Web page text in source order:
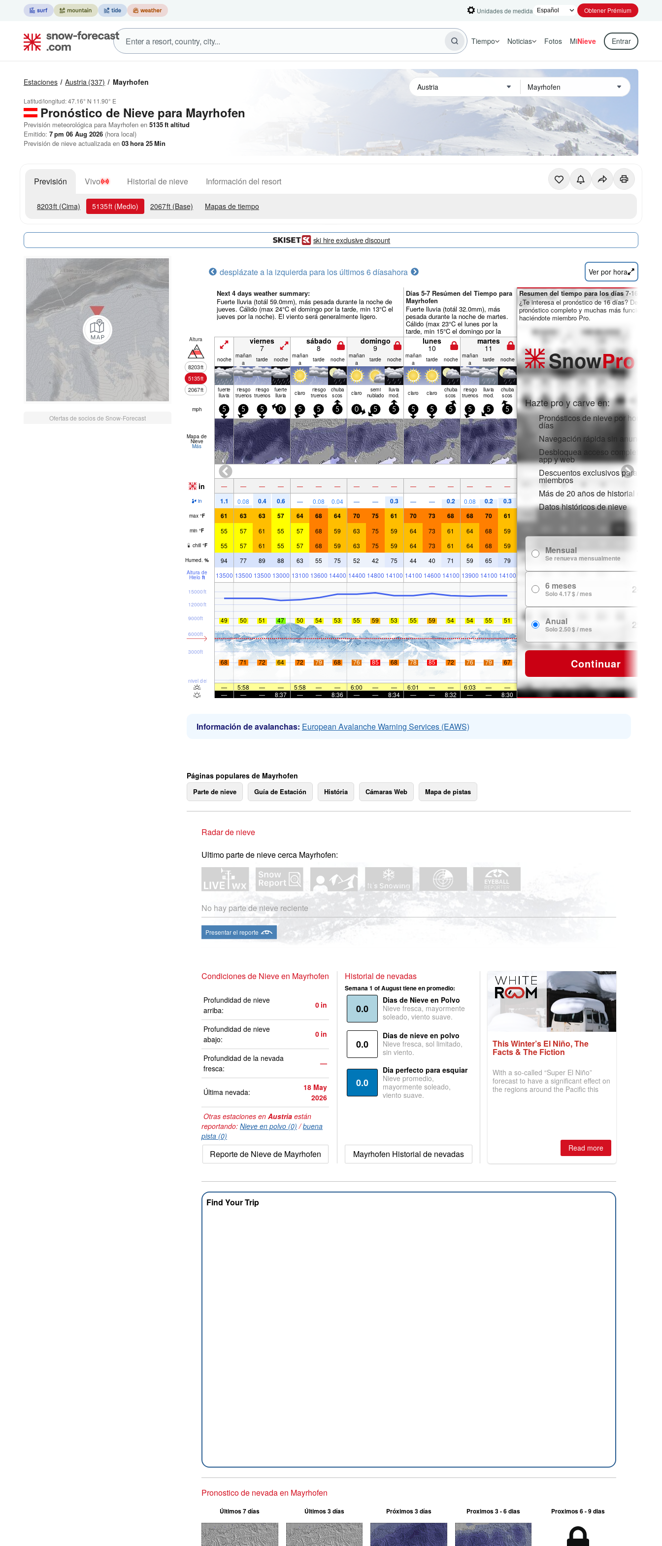
Unidades de medida Obtener Prémium
Tiempo Noticias Fotos MiNieve Entrar
Estaciones Austria (337) Mayrhofen
Latitud/longitud:47.16° N 11.90° E
Pronóstico de Nieve para Mayrhofen
Previsión meteorológica para Mayrhofen en 5135ft altitud
Emitido: 7 pm 06 Aug 2026 (hora local)
Previsión de nieve actualizada en 03hora 25Min
Previsión Vivo Historial de nieve Información del resort
8203ft (Cima) 5135ft (Medio) 2067ft (Base) Mapas de tiempo
ski hire exclusive discount
Ofertas de socios de Snow-Forecast
desplázate a la izquierda para los últimos 6 díasahora Ver por hora
Next 4 days weather summary:
Fuerte lluvia (totál 59.0mm), más pesada durante la noche de
jueves. Cálido (max 24°C el domingo por la tarde, min 13°C el
jueves por la noche). El viento será generalmente ligero.
Días 5-7 Resúmen del Tiempo para
Mayrhofen
Fuerte lluvia (totál 32.0mm), más
pesada durante la noche de martes.
Cálido (max 23°C el lunes por la
tarde, min 15°C el domingo por la
noche). El viento será generalmente
Altura
8203ft
5135ft
2067ft
viernes
7
sábado
8
domingo
9
lunes
10
martes
11
noche mañan
a
tarde noche mañan
a
tarde noche mañan
a
tarde noche mañan
a
tarde noche mañan
a
tarde noche
fuerte
lluvia
riesgo
truenos
riesgo
truenos
fuerte
lluvia claro riesgo
truenos
chuba
scos claro semi
nublado
lluvia
mod. claro claro chuba
scos
riesgo
truenos
lluvia
mod.
chuba
scos
mph 5 5 5 0 5 5 5 0 5 5 5 5 5 5 5 5
Mapa de
Nieve
Más
in — — — — — — — — — — — — — — — —
in 1.1 0.08 0.4 0.6 — 0.08 0.04 — — 0.3 — — 0.2 0.08 0.2 0.3
max °F 61 63 63 57 64 68 64 70 75 61 70 73 68 68 70 61
min °F 55 57 61 55 57 68 59 63 75 59 64 73 61 64 68 59
chill °F 55 57 61 55 57 68 59 63 75 59 64 73 61 64 68 59
Humed. % 94 77 89 88 63 55 75 52 42 75 44 40 71 59 65 79
Altura de
Hielo ft 13500 13500 13500 13000 13100 13600 14400 14400 14800 14100 14100 14600 14100 13900 14100 14100
nivel del mar
3000ft
6000ft
9000ft
12000ft
15000ft
49 50 51 47 50 54 53 55 59 53 55 59 54 54 55 51
68 71 72 64 72 79 68 76 85 68 78 85 72 76 79 67
— 5:58 — — 5:58 — — 6:00 — — 6:01 — — 6:03 —
—
—
— — 8:37 — — 8:36 — — 8:34 — — 8:32 — — 8:30
Resumen del tiempo para los días 7-16:
¿Te interesa el pronóstico de 16 días?
pronóstico completo y muchas más funciones
haciéndote miembro Pro.
SnowPro
Hazte pro y carve en:
Pronósticos de nieve por horas y
días
Navegación rápida sin anuncios
Desbloquea acceso completo en la
app y web
Descuentos exclusivos para
miembros
Más de 20 años de historial de
Datos históricos de nieve
Mensual
Se renueva mensualmente
6 meses
Solo 4.17 $ / mes 24.99 $
Anual
Solo 2.50 $ / mes 29.99 $
Continuar
Información de avalanchas: European Avalanche Warning Services (EAWS)
Páginas populares de Mayrhofen
Parte de nieve Guía de Estación História Cámaras Web Mapa de pistas
Radar de nieve
Ultimo parte de nieve cerca Mayrhofen:
No hay parte de nieve reciente
Presentar el reporte
Condiciones de Nieve en Mayrhofen
Profundidad de nieve
arriba:
0 in
Profundidad de nieve
abajo:
0 in
Profundidad de la nevada
fresca:
—
Última nevada:
18 May
2026
Otras estaciones en Austria están
reportando: Nieve en polvo (0) /buena
pista (0)
Reporte de Nieve de Mayrhofen
Historial de nevadas
Semana 1 of August tiene en promedio:
0.0
Dias de Nieve en Polvo
Nieve fresca, mayormente
soleado, viento suave.
0.0
Dias de nieve en polvo
Nieve fresca, sol limitado,
sin viento.
0.0
Dia perfecto para esquiar
Nieve promedio,
mayormente soleado,
viento suave.
Mayrhofen Historial de nevadas
This Winter’s El Niño, The
Facts & The Fiction
With a so-called “Super El Niño”
forecast to have a significant effect on
the regions around the Pacific this
Read more
Find Your Trip
Pronostico de nevada en Mayrhofen
Últimos 7 días Últimos 3 días Próximos 3 días Proximos 3 - 6 dias Proximos 6 - 9 dias